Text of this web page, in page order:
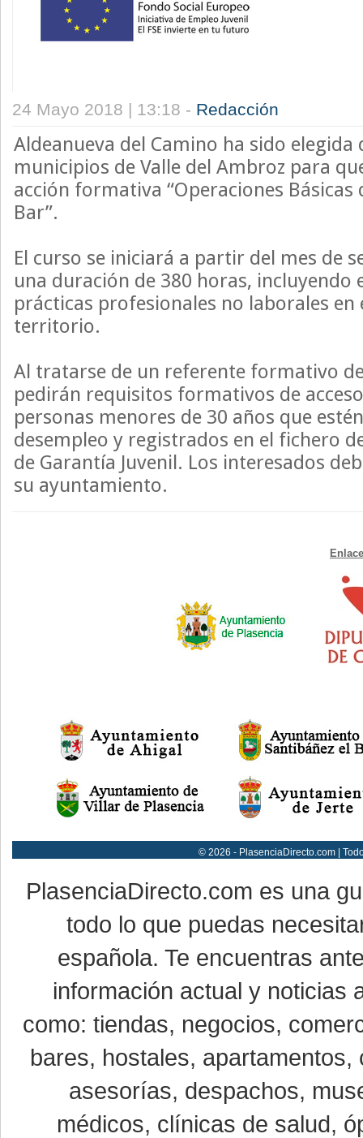
24 Mayo 2018 | 13:18 - Redacción
Aldeanueva del Camino ha sido elegida
municipios de Valle del Ambroz para
acción formativa “Operaciones Básicas
Bar”.
El curso se iniciará a partir del mes de
una duración de 380 horas, incluyendo
prácticas profesionales no laborales en
territorio.
Al tratarse de un referente formativo
pedirán requisitos formativos de
personas menores de 30 años que
desempleo y registrados en el fichero
de Garantía Juvenil. Los interesados
su ayuntamiento.
© 2026 - PlasenciaDirecto.com |
PlasenciaDirecto.com es una
todo lo que puedas
española. Te encuentras
información actual y noticias
como: tiendas, negocios,
bares, hostales,
asesorías, despachos,
médicos, clínicas de salud,